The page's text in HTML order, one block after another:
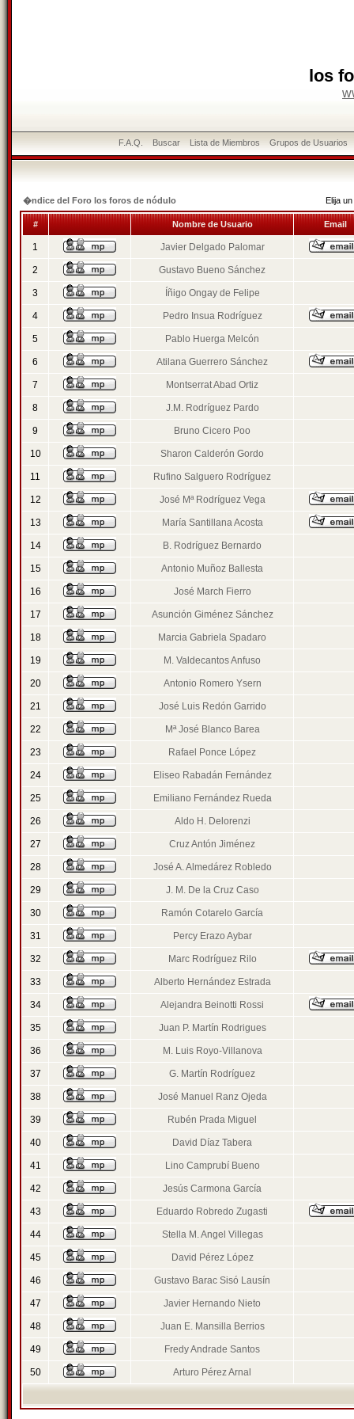
los
F.A.Q. Buscar Lista de Miembros Grupos de Usuarios
�ndice del Foro los foros de nódulo Elija
# Nombre de Usuario Email
1 Javier Delgado Palomar
2 Gustavo Bueno Sánchez
3 Íñigo Ongay de Felipe
4 Pedro Insua Rodríguez
5 Pablo Huerga Melcón
6 Atilana Guerrero Sánchez
7 Montserrat Abad Ortiz
8 J.M. Rodríguez Pardo
9 Bruno Cicero Poo
10 Sharon Calderón Gordo
11 Rufino Salguero Rodríguez
12 José Mª Rodríguez Vega
13 María Santillana Acosta
14 B. Rodríguez Bernardo
15 Antonio Muñoz Ballesta
16 José March Fierro
17 Asunción Giménez Sánchez
18 Marcia Gabriela Spadaro
19 M. Valdecantos Anfuso
20 Antonio Romero Ysern
21 José Luis Redón Garrido
22 Mª José Blanco Barea
23 Rafael Ponce López
24 Eliseo Rabadán Fernández
25 Emiliano Fernández Rueda
26 Aldo H. Delorenzi
27 Cruz Antón Jiménez
28 José A. Almedárez Robledo
29 J. M. De la Cruz Caso
30 Ramón Cotarelo García
31 Percy Erazo Aybar
32 Marc Rodríguez Rilo
33 Alberto Hernández Estrada
34 Alejandra Beinotti Rossi
35 Juan P. Martín Rodrigues
36 M. Luis Royo-Villanova
37 G. Martín Rodríguez
38 José Manuel Ranz Ojeda
39 Rubén Prada Miguel
40 David Díaz Tabera
41 Lino Camprubí Bueno
42 Jesús Carmona García
43 Eduardo Robredo Zugasti
44 Stella M. Angel Villegas
45 David Pérez López
46 Gustavo Barac Sisó Lausín
47 Javier Hernando Nieto
48 Juan E. Mansilla Berrios
49 Fredy Andrade Santos
50 Arturo Pérez Arnal